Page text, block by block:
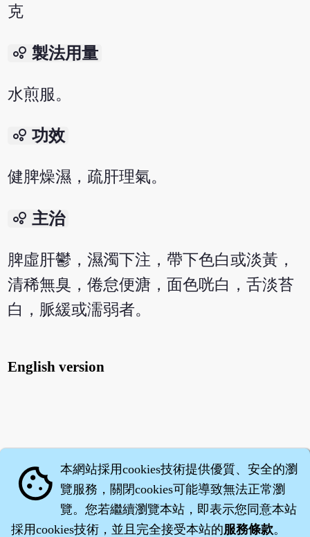
克
bubble_chart 製法用量
水煎服。
bubble_chart 功效
健脾燥濕，疏肝理氣。
bubble_chart 主治
脾虛肝鬱，濕濁下注，帶下色白或淡黃，
清稀無臭，倦怠便溏，面色咣白，舌淡苔
白，脈緩或濡弱者。
English version
cookie 本網站採用cookies技術提供優質、安全的瀏
覽服務，關閉cookies可能導致無法正常瀏
覽。您若繼續瀏覽本站，即表示您同意本站
採用cookies技術，並且完全接受本站的服務條款。